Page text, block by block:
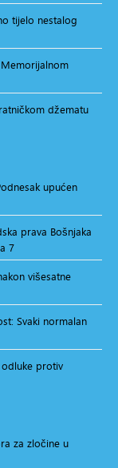
tijelo nestalog
Memorijalnom
džematu
upućen
prava Bošnjaka
7
višesatne
Svaki normalan
protiv
za zločine u